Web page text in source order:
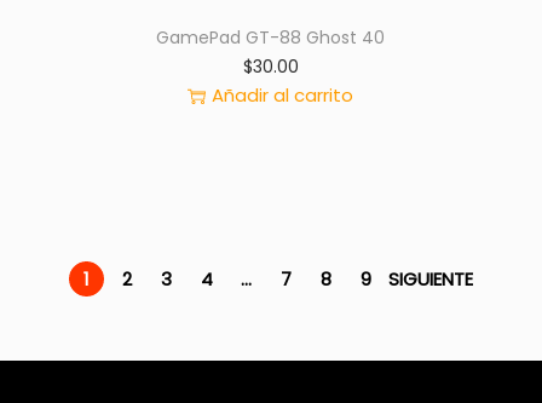
3
0
.
0
.
GamePad GT-88 Ghost 40
$30.00
Añadir al carrito
1 2 3 4 … 7 8 9 SIGUIENTE